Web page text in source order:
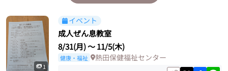
1
イベント
成人ぜん息教室
8/31(月)〜11/5(木)
健康・福祉 熱田保健福祉センター